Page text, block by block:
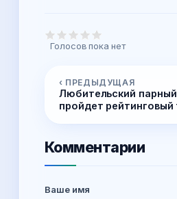
Голосов пока нет
‹ ПРЕДЫДУЩАЯ
Любительский
пройдет рейтинговый
Комментарии
Ваше имя